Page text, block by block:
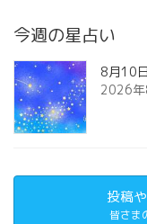
今週の星占い
8月10
2026
投稿
皆さま